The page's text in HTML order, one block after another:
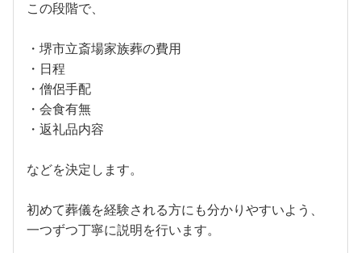
この段階で、
・堺市立斎場家族葬の費用
・日程
・僧侶手配
・会食有無
・返礼品内容
などを決定します。
初めて葬儀を経験される方にも分かりやすいよう、
一つずつ丁寧に説明を行います。